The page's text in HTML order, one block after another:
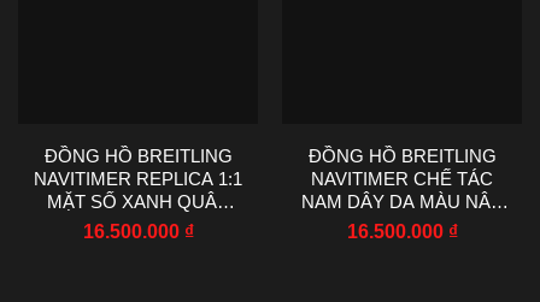
ĐỒNG HỒ BREITLING
NAVITIMER REPLICA 1:1
MẶT SỐ XANH QUÂN
ĐỘI EF FACTORY 43MM
16.500.000 ₫
ĐỒNG HỒ BREITLING
NAVITIMER CHẾ TÁC
NAM DÂY DA MÀU NÂU
NHÀ MÁY EF 43MM
16.500.000 ₫